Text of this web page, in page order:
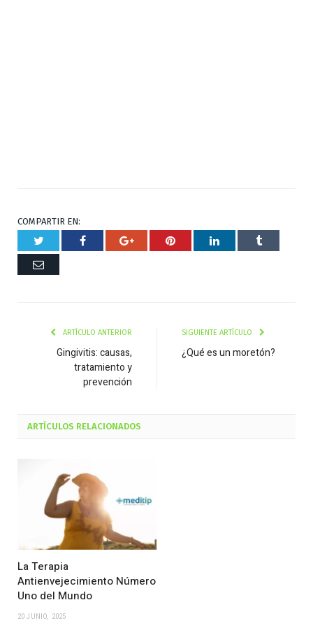
COMPARTIR EN:
Twitter Facebook Google+ Pinterest RespuestaTumblr
Correo
ARTÍCULO ANTERIOR
Gingivitis: causas,
tratamiento y
prevención
SIGUIENTE ARTÍCULO
¿Qué es un moretón?
ARTÍCULOS RELACIONADOS
La Terapia
Antienvejecimiento Número
Uno del Mundo
20 JUNIO, 2025